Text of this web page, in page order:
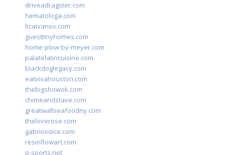
driveadragster.com
hematologa.com
lizaivanov.com
guesttinyhomes.com
home-plow-by-meyer.com
palatelatincuisine.com
blackdoglegacy.com
eatvivahouston.com
thebigshowok.com
chimeandstave.com
greatwallseafoodny.com
theloverose.com
gabriovoice.com
resinflowart.com
p-sports.net